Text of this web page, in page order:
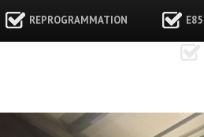
REPROGRAMMATION E85